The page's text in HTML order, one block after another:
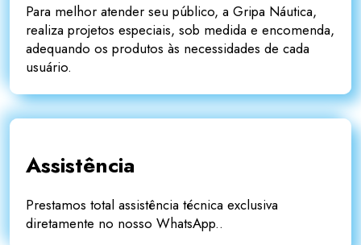
Para melhor atender seu público, a Gripa Náutica,
realiza projetos especiais, sob medida e encomenda,
adequando os produtos às necessidades de cada
usuário.
Assistência
Prestamos total assistência técnica exclusiva
diretamente no nosso WhatsApp..